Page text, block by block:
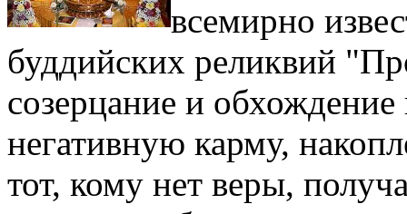
всемирно
буддийских реликвий
созерцание и
негативную карму,
тот, кому нет веры,